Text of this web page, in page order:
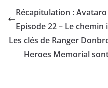
Récapitulation :
Episode 22 – Le
Les clés de Ranger
Heroes Memorial